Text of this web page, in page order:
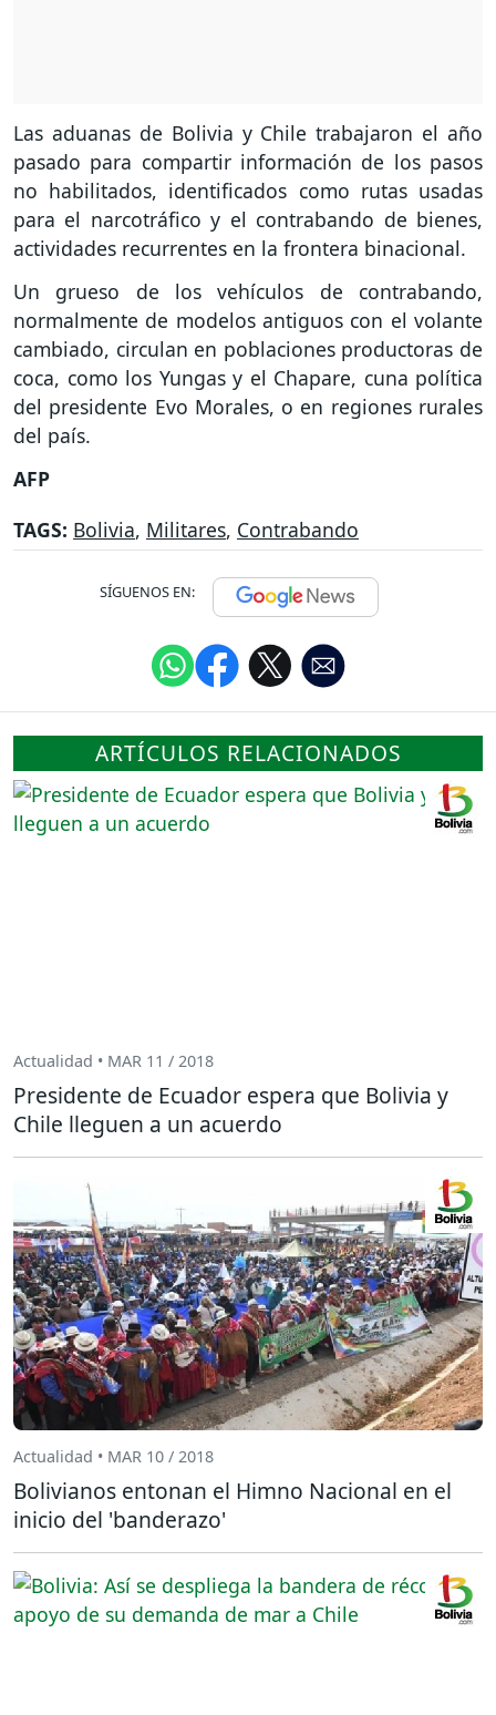
Las aduanas de Bolivia y Chile trabajaron el año
pasado para compartir información de los pasos
no habilitados, identificados como rutas usadas
para el narcotráfico y el contrabando de bienes,
actividades recurrentes en la frontera binacional.
Un grueso de los vehículos de contrabando,
normalmente de modelos antiguos con el volante
cambiado, circulan en poblaciones productoras de
coca, como los Yungas y el Chapare, cuna política
del presidente Evo Morales, o en regiones rurales
del país.
AFP
TAGS: Bolivia, Militares, Contrabando
SÍGUENOS EN:
ARTÍCULOS RELACIONADOS
Actualidad • MAR 11 / 2018
Presidente de Ecuador espera que Bolivia y
Chile lleguen a un acuerdo
Actualidad • MAR 10 / 2018
Bolivianos entonan el Himno Nacional en el
inicio del 'banderazo'